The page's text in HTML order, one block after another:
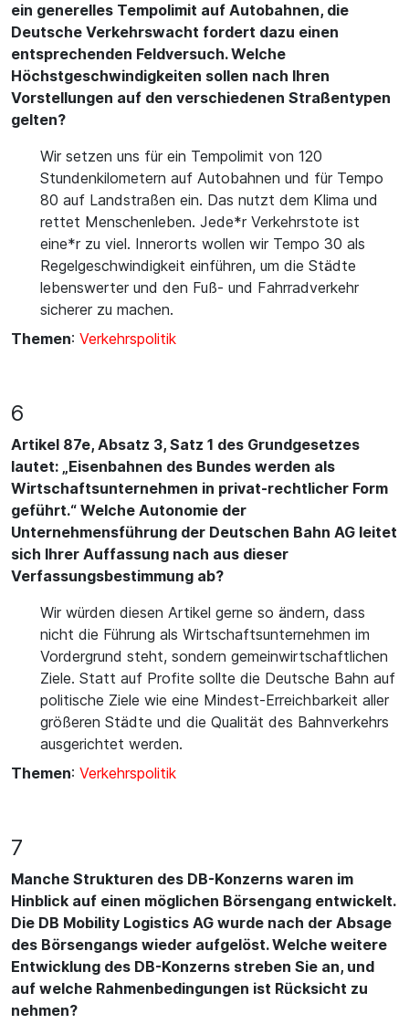
ein generelles Tempolimit auf Autobahnen, die
Deutsche Verkehrswacht fordert dazu einen
entsprechenden Feldversuch. Welche
Höchstgeschwindigkeiten sollen nach Ihren
Vorstellungen auf den verschiedenen Straßentypen
gelten?
Wir setzen uns für ein Tempolimit von 120
Stundenkilometern auf Autobahnen und für Tempo
80 auf Landstraßen ein. Das nutzt dem Klima und
rettet Menschenleben. Jede*r Verkehrstote ist
eine*r zu viel. Innerorts wollen wir Tempo 30 als
Regelgeschwindigkeit einführen, um die Städte
lebenswerter und den Fuß- und Fahrradverkehr
sicherer zu machen.
Themen: Verkehrspolitik
6
Artikel 87e, Absatz 3, Satz 1 des Grundgesetzes
lautet: „Eisenbahnen des Bundes werden als
Wirtschaftsunternehmen in privat-rechtlicher Form
geführt.“ Welche Autonomie der
Unternehmensführung der Deutschen Bahn AG leitet
sich Ihrer Auffassung nach aus dieser
Verfassungsbestimmung ab?
Wir würden diesen Artikel gerne so ändern, dass
nicht die Führung als Wirtschaftsunternehmen im
Vordergrund steht, sondern gemeinwirtschaftlichen
Ziele. Statt auf Profite sollte die Deutsche Bahn auf
politische Ziele wie eine Mindest-Erreichbarkeit aller
größeren Städte und die Qualität des Bahnverkehrs
ausgerichtet werden.
Themen: Verkehrspolitik
7
Manche Strukturen des DB-Konzerns waren im
Hinblick auf einen möglichen Börsengang entwickelt.
Die DB Mobility Logistics AG wurde nach der Absage
des Börsengangs wieder aufgelöst. Welche weitere
Entwicklung des DB-Konzerns streben Sie an, und
auf welche Rahmenbedingungen ist Rücksicht zu
nehmen?